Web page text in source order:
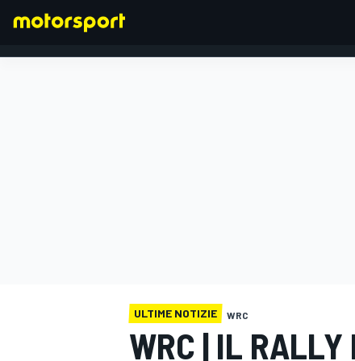
ULTIME NOTIZIE WRC
WRC | IL RALLY